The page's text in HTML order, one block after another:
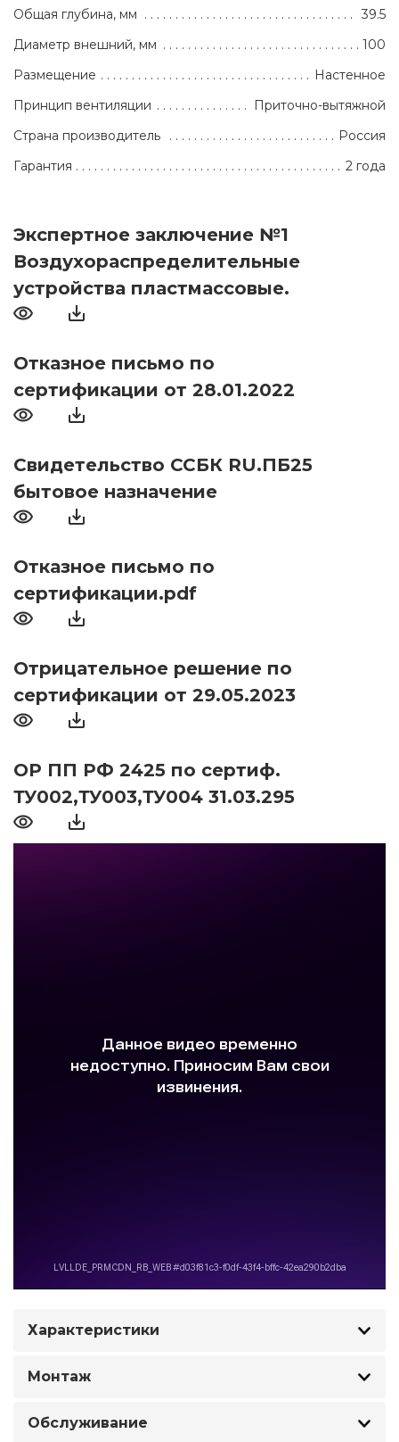
Общая глубина, мм
39.5
Диаметр внешний, мм
100
Размещение
Настенное
Принцип вентиляции
Приточно-вытяжной
Страна производитель
Россия
Гарантия
2 года
Экспертное заключение №1
Воздухораспределительные
устройства пластмассовые.
Отказное письмо по
сертификации от 28.01.2022
Свидетельство ССБК RU.ПБ25
бытовое назначение
Отказное письмо по
сертификации.pdf
Отрицательное решение по
сертификации от 29.05.2023
ОР ПП РФ 2425 по сертиф.
ТУ002,ТУ003,ТУ004 31.03.295
Характеристики
Монтаж
Обслуживание